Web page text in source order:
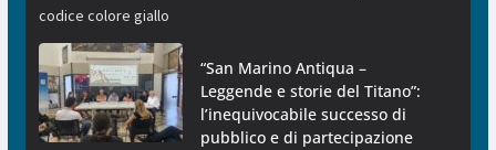
codice colore giallo
“San Marino Antiqua –
Leggende e storie del Titano”:
l’inequivocabile successo di
pubblico e di partecipazione